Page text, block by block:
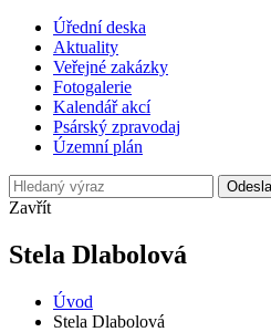
Úřední deska
Aktuality
Veřejné zakázky
Fotogalerie
Kalendář akcí
Psárský zpravodaj
Územní plán
Zavřít
Stela Dlabolová
Úvod
Stela Dlabolová